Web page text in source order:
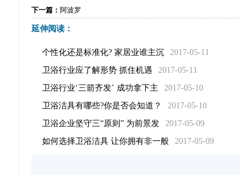
下一篇： 阿波罗
延伸阅读：
个性化还是标准化? 家居业谁主沉
2017-05-11
卫浴行业应了解形势 抓住机遇
2017-05-11
卫浴行业‘三箭齐发’ 成功拿下主
2017-05-10
卫浴洁具有哪些?你是否会知道？
2017-05-10
卫浴企业坚守三“原则” 为前景发
2017-05-09
如何选择卫浴洁具 让你拥有非一般
2017-05-09